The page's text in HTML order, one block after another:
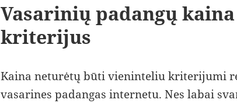
Vasarinių padangų kaina
kriterijus
Kaina neturėtų būti vieninteliu kriterijumi
vasarines padangas internetu. Nes labai